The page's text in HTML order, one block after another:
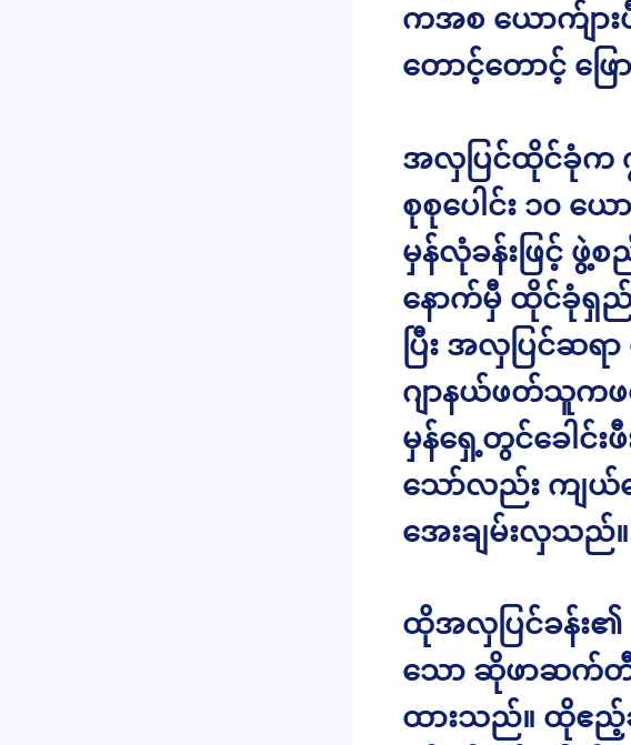
ကအစ ယောက်ျား
တောင့်တောင့် ဖြေ
အလှပြင်ထိုင်ခုံက ၇
စုစုပေါင်း ၁၀ ယ
မှန်လုံခန်းဖြင့် ဖွဲ့
နောက်မှီ ထိုင်ခုံရှ
ပြီး အလှပြင်ဆရ
ဂျာနယ်ဖတ်သူကဖတ်
မှန်ရှေ့တွင်ခေါင်း
သော်လည်း ကျယ်
အေးချမ်းလှသည်။
ထိုအလှပြင်ခန်း၏
သော ဆိုဖာဆက်တီ
ထားသည်။ ထိုဧည့်ခ